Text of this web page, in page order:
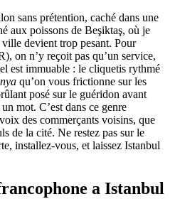
sans prétention, caché dans une
aux poissons de Beşiktaş, où je
ville devient trop pesant. Pour
on n’y reçoit pas qu’un service,
est immuable : le cliquetis rythmé
qu’on vous frictionne sur les
posé sur le guéridon avant
mot. C’est dans ce genre
des commerçants voisins, que
de la cité. Ne restez pas sur le
installez-vous, et laissez Istanbul
a Istanbul